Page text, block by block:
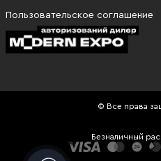
Пользовательское соглашение
© Все права
Безналичный